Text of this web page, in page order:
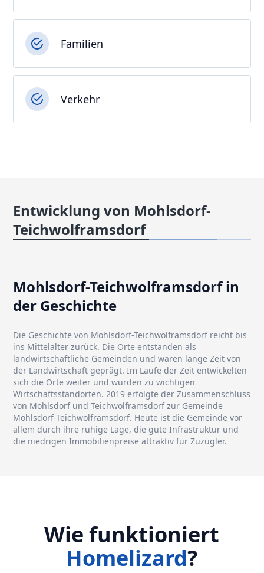
Familien
Verkehr
Entwicklung von Mohlsdorf-
Teichwolframsdorf
Mohlsdorf-Teichwolframsdorf in
der Geschichte
Die Geschichte von Mohlsdorf-Teichwolframsdorf reicht bis
ins Mittelalter zurück. Die Orte entstanden als
landwirtschaftliche Gemeinden und waren lange Zeit von
der Landwirtschaft geprägt. Im Laufe der Zeit entwickelten
sich die Orte weiter und wurden zu wichtigen
Wirtschaftsstandorten. 2019 erfolgte der Zusammenschluss
von Mohlsdorf und Teichwolframsdorf zur Gemeinde
Mohlsdorf-Teichwolframsdorf. Heute ist die Gemeinde vor
allem durch ihre ruhige Lage, die gute Infrastruktur und
die niedrigen Immobilienpreise attraktiv für Zuzügler.
Wie funktioniert
Homelizard?